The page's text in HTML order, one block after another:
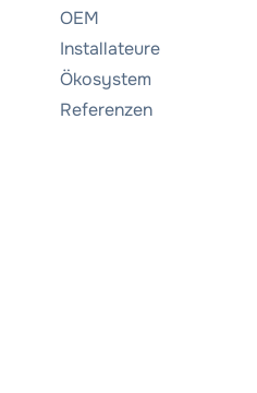
OEM
Installateure
Ökosystem
Referenzen